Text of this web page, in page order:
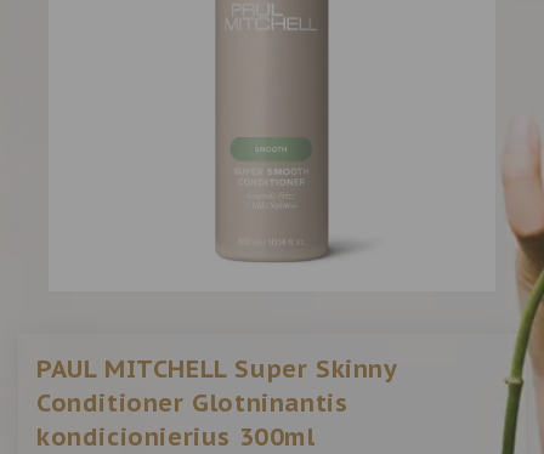
PAUL MITCHELL Super Skinny
Conditioner Glotninantis
kondicionierius 300ml